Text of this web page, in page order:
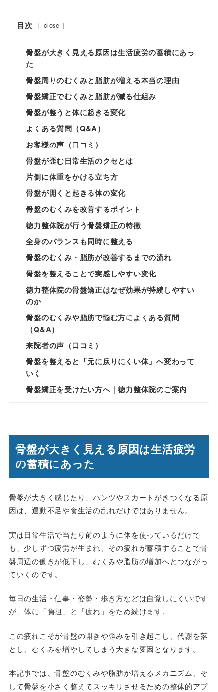
目次 [ close ]
骨盤が大きく見える原因は生活疲労の蓄積にあっ
た
骨盤周りのむくみと脂肪が増える本当の理由
骨盤矯正でむくみと脂肪が減る仕組み
骨盤が整うと体に起きる変化
よくある質問（Q&A）
お客様の声（口コミ）
骨盤が歪む日常生活のクセとは
片側に体重をかける立ち方
骨盤が開くと起きる体の変化
骨盤のむくみを改善するポイント
徳力整体院が行う骨盤矯正の特徴
全身のバランスも同時に整える
骨盤のむくみ・脂肪が改善するまでの流れ
骨盤を整えることで実感しやすい変化
徳力整体院の骨盤矯正はなぜ効果が持続しやすい
のか
骨盤のむくみや脂肪で悩む方によくある質問
（Q&A）
来院者の声（口コミ）
骨盤を整えると「元に戻りにくい体」へ変わって
いく
骨盤矯正を受けたい方へ｜徳力整体院のご案内
骨盤が大きく見える原因は生活疲労
の蓄積にあった
骨盤が大きく感じたり、パンツやスカートがきつくなる原
因は、運動不足や食生活の乱れだけではありません。
実は日常生活で当たり前のように体を使っているだけで
も、少しずつ疲労が生まれ、その疲れが蓄積することで骨
盤周辺の働きが低下し、むくみや脂肪の増加へとつながっ
ていくのです。
毎日の生活・仕事・姿勢・歩き方などは自覚しにくいです
が、体に「負担」と「疲れ」をため続けます。
この疲れこそが骨盤の開きや歪みを引き起こし、代謝を落
とし、むくみを増やしてしまう大きな要因となります。
本記事では、骨盤のむくみや脂肪が増えるメカニズム、そ
して骨盤を小さく整えてスッキリさせるための整体的アプ